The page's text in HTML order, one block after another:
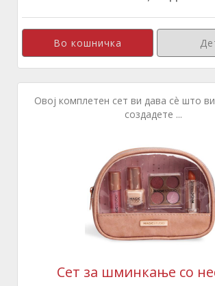
Овој комплетен сет ви дава сè што
создадете ...
Сет за шминкање со